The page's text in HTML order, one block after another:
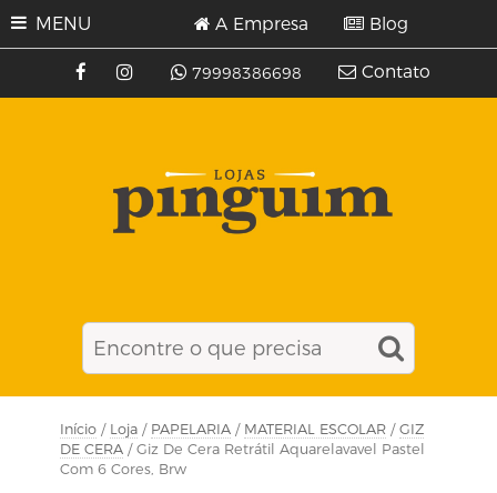
MENU
79998386698
A Empresa Blog
Contato
Início / Loja / PAPELARIA / MATERIAL ESCOLAR / GIZ
DE CERA / Giz De Cera Retrátil Aquarelavavel Pastel
Com 6 Cores, Brw